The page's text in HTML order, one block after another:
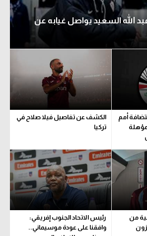
الله السعيد يواصل غيابه عن
أمم
سنة المؤهلة
الكشف عن تفاصيل فيلا صلاح في
تركيا
من
رئيس الاتحاد الجنوب إفريقي:
وافقنا على عودة موسيماني..